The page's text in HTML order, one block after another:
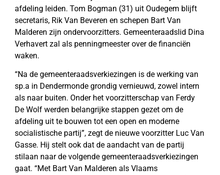
afdeling leiden. Tom Bogman (31) uit Oudegem blijft
secretaris, Rik Van Beveren en schepen Bart Van
Malderen zijn ondervoorzitters. Gemeenteraadslid Dina
Verhavert zal als penningmeester over de financiën
waken.
“Na de gemeenteraadsverkiezingen is de werking van
sp.a in Dendermonde grondig vernieuwd, zowel intern
als naar buiten. Onder het voorzitterschap van Ferdy
De Wolf werden belangrijke stappen gezet om de
afdeling uit te bouwen tot een open en moderne
socialistische partij”, zegt de nieuwe voorzitter Luc Van
Gasse. Hij stelt ook dat de aandacht van de partij
stilaan naar de volgende gemeenteraadsverkiezingen
gaat. “Met Bart Van Malderen als Vlaams